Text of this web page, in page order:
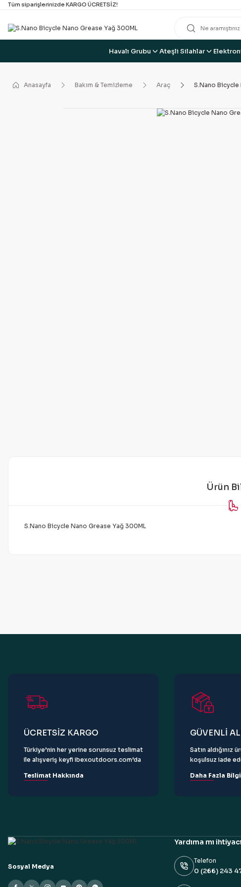
Tüm siparişlerinizde KARGO ÜCRETSİZ!
Havalı Grubu Ateşli Silahlar
Anasayfa Bakım & Temizleme Araç S.Nano Bicycle
Ürün
S.Nano Bicycle Nano Grease Yağ 300ML
ÜCRETSİZ KARGO
Türkiye’nin her yerine sorunsuz teslimat
ile alışveriş keyfi ibexoutdoors.com’da
Teslimat Hakkında
GÜVENLİ
Satın aldığınız
koşulsuz iade
Daha Fazla Bilgi
Sosyal Medya
Yardıma mı
Telefon
0 (266) 243